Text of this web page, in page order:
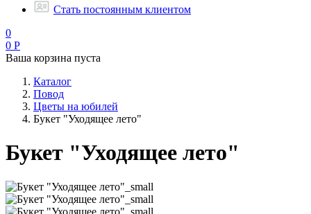
Стать постоянным клиентом
0
0 Р
Ваша корзина пуста
Каталог
Повод
Цветы на юбилей
Букет "Уходящее лето"
Букет "Уходящее лето"